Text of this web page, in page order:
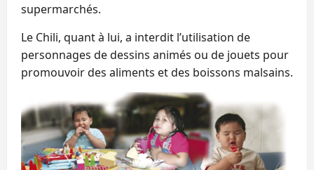
supermarchés.
Le Chili, quant à lui, a interdit l’utilisation de
personnages de dessins animés ou de jouets pour
promouvoir des aliments et des boissons malsains.